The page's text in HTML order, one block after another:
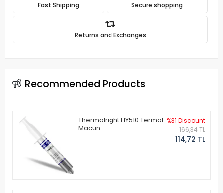
Fast Shipping Secure shopping
Returns and Exchanges
Recommended Products
Thermalright HY510 Termal
Macun
%31 Discount
166,34 TL
114,72 TL